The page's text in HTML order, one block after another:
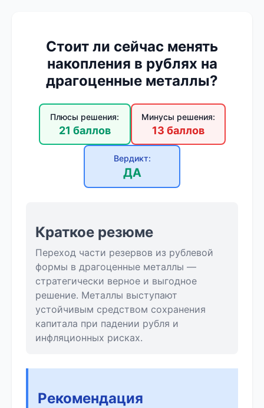
Стоит ли сейчас менять
накопления в рублях на
драгоценные металлы?
Плюсы решения:
21 баллов
Минусы решения:
13 баллов
Вердикт:
ДА
Краткое резюме
Переход части резервов из рублевой
формы в драгоценные металлы —
стратегически верное и выгодное
решение. Металлы выступают
устойчивым средством сохранения
капитала при падении рубля и
инфляционных рисках.
Рекомендация